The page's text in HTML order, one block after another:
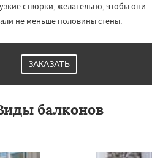
створки, желательно, чтобы они
не меньше половины стены.
ЗАКАЗАТЬ
балконов